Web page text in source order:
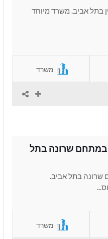
בתל אביב. משרד מיוחד
משרד
מר להייטק במתחם שרונה בתל
במתחם שרונה בתל אביב.
משרד